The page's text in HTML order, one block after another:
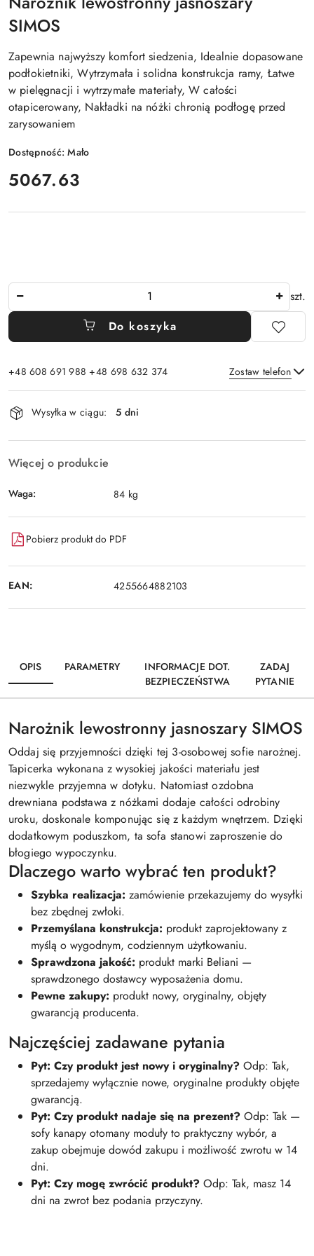
SIMOS
Zapewnia najwyższy komfort siedzenia, Idealnie dopasowane
podłokietniki, Wytrzymała i solidna konstrukcja ramy, Łatwe
w pielęgnacji i wytrzymałe materiały, W całości
otapicerowany, Nakładki na nóżki chronią podłogę przed
zarysowaniem
Dostępność:Mało
cena:
5067.63
szt.
Do koszyka
+48 608 691 988 +48 698 632 374 Zostaw telefon
Dostępność
i
dostawa
Wysyłka w ciągu: 5 dni
Więcej o produkcie
Waga: 84 kg
Pobierz produkt do PDF
EAN: 4255664882103
OPIS PARAMETRY
INFORMACJE DOT.
BEZPIECZEŃSTWA
ZADAJ
PYTANIE
Narożnik lewostronny jasnoszary SIMOS
Oddaj się przyjemności dzięki tej 3-osobowej sofie narożnej.
Tapicerka wykonana z wysokiej jakości materiału jest
niezwykle przyjemna w dotyku. Natomiast ozdobna
drewniana podstawa z nóżkami dodaje całości odrobiny
uroku, doskonale komponując się z każdym wnętrzem. Dzięki
dodatkowym poduszkom, ta sofa stanowi zaproszenie do
błogiego wypoczynku.
Dlaczego warto wybrać ten produkt?
Szybka realizacja: zamówienie przekazujemy do wysyłki
bez zbędnej zwłoki.
Przemyślana konstrukcja: produkt zaprojektowany z
myślą o wygodnym, codziennym użytkowaniu.
Sprawdzona jakość: produkt marki Beliani —
sprawdzonego dostawcy wyposażenia domu.
Pewne zakupy: produkt nowy, oryginalny, objęty
gwarancją producenta.
Najczęściej zadawane pytania
Pyt: Czy produkt jest nowy i oryginalny? Odp: Tak,
sprzedajemy wyłącznie nowe, oryginalne produkty objęte
gwarancją.
Pyt: Czy produkt nadaje się na prezent? Odp: Tak —
sofy kanapy otomany moduły to praktyczny wybór, a
zakup obejmuje dowód zakupu i możliwość zwrotu w 14
dni.
Pyt: Czy mogę zwrócić produkt? Odp: Tak, masz 14
dni na zwrot bez podania przyczyny.